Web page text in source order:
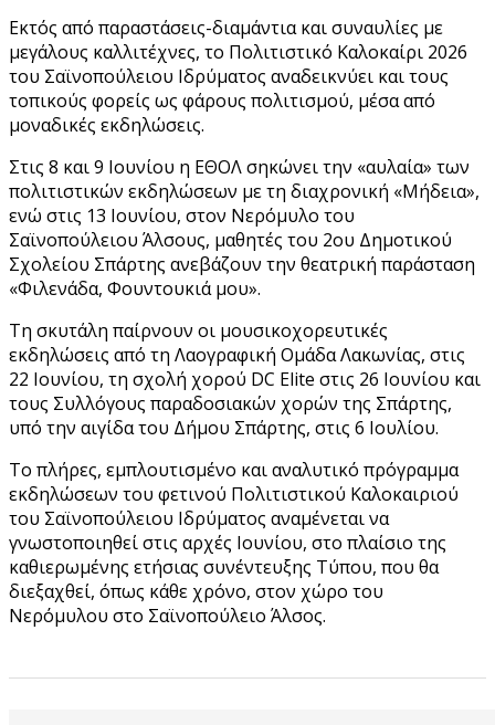
Εκτός από παραστάσεις-διαμάντια και συναυλίες με
μεγάλους καλλιτέχνες, το Πολιτιστικό Καλοκαίρι 2026
του Σαϊνοπούλειου Ιδρύματος αναδεικνύει και τους
τοπικούς φορείς ως φάρους πολιτισμού, μέσα από
μοναδικές εκδηλώσεις.
Στις 8 και 9 Ιουνίου η ΕΘΟΛ σηκώνει την «αυλαία» των
πολιτιστικών εκδηλώσεων με τη διαχρονική «Μήδεια»,
ενώ στις 13 Ιουνίου, στον Νερόμυλο του
Σαϊνοπούλειου Άλσους, μαθητές του 2ου Δημοτικού
Σχολείου Σπάρτης ανεβάζουν την θεατρική παράσταση
«Φιλενάδα, Φουντουκιά μου».
Τη σκυτάλη παίρνουν οι μουσικοχορευτικές
εκδηλώσεις από τη Λαογραφική Ομάδα Λακωνίας, στις
22 Ιουνίου, τη σχολή χορού DC Elite στις 26 Ιουνίου και
τους Συλλόγους παραδοσιακών χορών της Σπάρτης,
υπό την αιγίδα του Δήμου Σπάρτης, στις 6 Ιουλίου.
Το πλήρες, εμπλουτισμένο και αναλυτικό πρόγραμμα
εκδηλώσεων του φετινού Πολιτιστικού Καλοκαιριού
του Σαϊνοπούλειου Ιδρύματος αναμένεται να
γνωστοποιηθεί στις αρχές Ιουνίου, στο πλαίσιο της
καθιερωμένης ετήσιας συνέντευξης Τύπου, που θα
διεξαχθεί, όπως κάθε χρόνο, στον χώρο του
Νερόμυλου στο Σαϊνοπούλειο Άλσος.